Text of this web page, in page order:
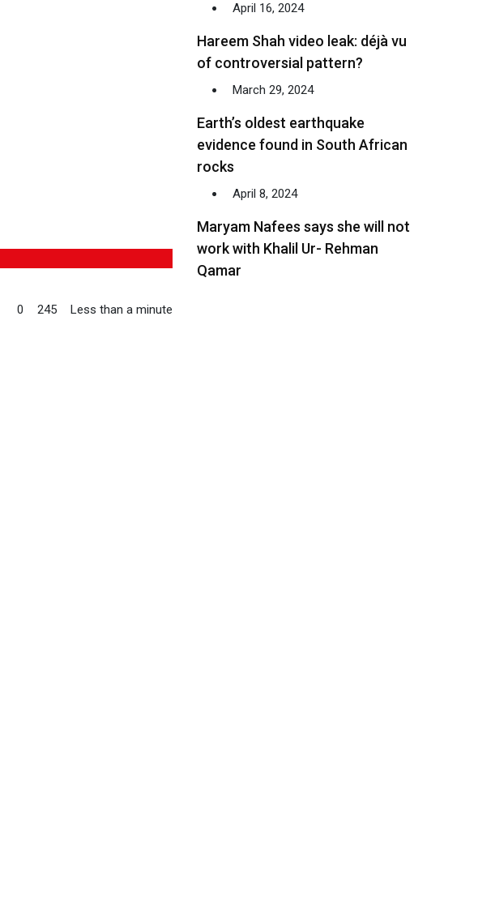
0 245
Less than a minute
April 16, 2024
Hareem Shah video leak: déjà vu
of controversial pattern?
March 29, 2024
Earth’s oldest earthquake
evidence found in South African
rocks
April 8, 2024
Maryam Nafees says she will not
work with Khalil Ur- Rehman
Qamar